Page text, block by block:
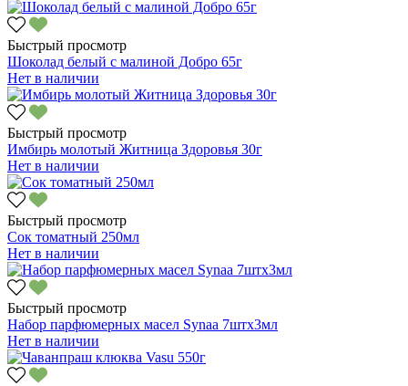
Быстрый просмотр
Шоколад белый с малиной Добро 65г
Нет в наличии
Быстрый просмотр
Имбирь молотый Житница Здоровья 30г
Нет в наличии
Быстрый просмотр
Сок томатный 250мл
Нет в наличии
Быстрый просмотр
Набор парфюмерных масел Synaa 7штх3мл
Нет в наличии